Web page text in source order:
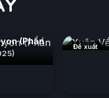
(Phần
Đề xuất